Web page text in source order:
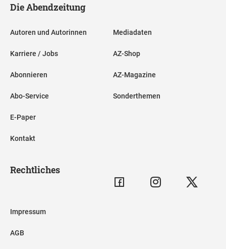
Die Abendzeitung
Autoren und Autorinnen
Karriere / Jobs
Abonnieren
Abo-Service
E-Paper
Kontakt
Mediadaten
AZ-Shop
AZ-Magazine
Sonderthemen
Rechtliches
Impressum
AGB